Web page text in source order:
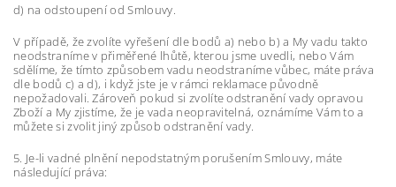
d) na odstoupení od Smlouvy.
V případě, že zvolíte vyřešení dle bodů a) nebo b) a My vadu takto
neodstraníme v přiměřené lhůtě, kterou jsme uvedli, nebo Vám
sdělíme, že tímto způsobem vadu neodstraníme vůbec, máte práva
dle bodů c) a d), i když jste je v rámci reklamace původně
nepožadovali. Zároveň pokud si zvolíte odstranění vady opravou
Zboží a My zjistíme, že je vada neopravitelná, oznámíme Vám to a
můžete si zvolit jiný způsob odstranění vady.
5. Je-li vadné plnění nepodstatným porušením Smlouvy, máte
následující práva: